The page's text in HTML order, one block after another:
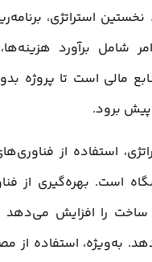
استراتژی،
شامل برآورد
مالی است تا پروژه
برود.
استفاده از
است. بهره‌گیری از
ساخت را افزایش می‌دهد
به‌ویژه، استفاده از